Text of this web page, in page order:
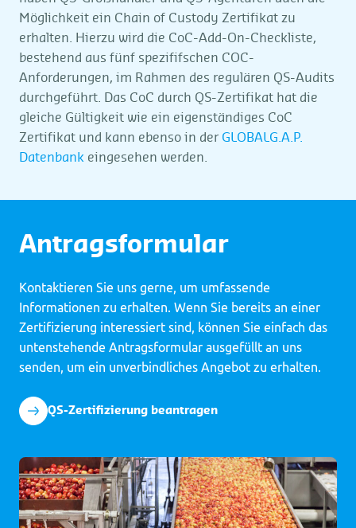
Möglichkeit ein Chain of Custody Zertifikat zu
erhalten. Hierzu wird die CoC-Add-On-Checkliste,
bestehend aus fünf spezififschen COC-
Anforderungen, im Rahmen des regulären QS-Audits
durchgeführt. Das CoC durch QS-Zertifikat hat die
gleiche Gültigkeit wie ein eigenständiges CoC
Zertifikat und kann ebenso in der GLOBALG.A.P.
Datenbank eingesehen werden.
Antragsformular
Kontaktieren Sie uns gerne, um umfassende
Informationen zu erhalten. Wenn Sie bereits an einer
Zertifizierung interessiert sind, können Sie einfach das
untenstehende Antragsformular ausgefüllt an uns
senden, um ein unverbindliches Angebot zu erhalten.
QS-Zertifizierung beantragen